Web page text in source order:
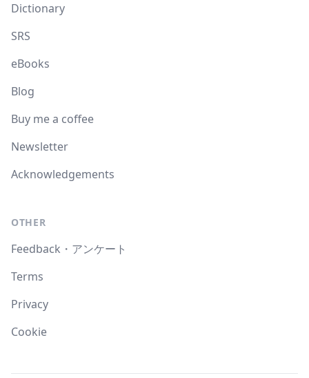
Dictionary
SRS
eBooks
Blog
Buy me a coffee
Newsletter
Acknowledgements
OTHER
Feedback・アンケート
Terms
Privacy
Cookie